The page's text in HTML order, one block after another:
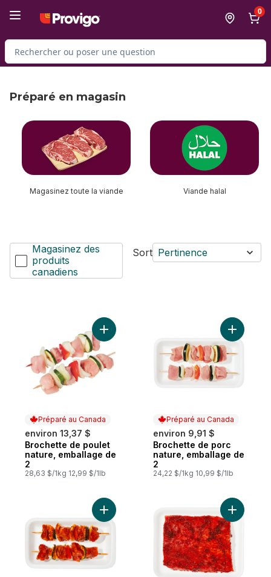
0
Rechercher des produits
Préparé en magasin
sauter Préparé en magasin
Magasinez toute la viande Viande halal
Magasinez des
produits
canadiens
Sort Pertinence
Préparé au Canada
environ 13,37 $
Préparé au Canada
Brochette de poulet
nature, emballage de
2
28,63 $/1kg 12,99 $/1lb
Ajouter Brochette de poulet nature,
Préparé au Canada
environ 9,91 $
Préparé au Canada
Brochette de porc
nature, emballage de
2
24,22 $/1kg 10,99 $/1lb
Ajouter
Ajouter Brochettes de porc marinées,
Ajouter